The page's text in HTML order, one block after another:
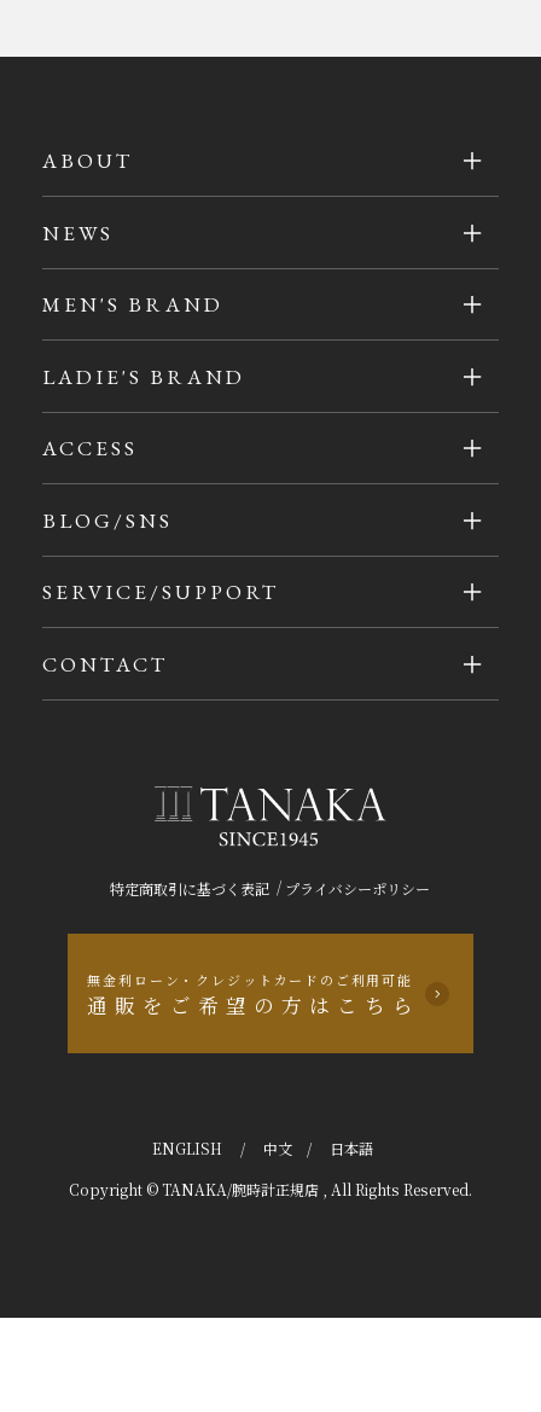
特定商取引に基づく表記 / プライバシーポリシー
無金利ローン・クレジットカードのご利用可能
通販をご希望の方はこちら
ABOUT
NEWS
MEN'S BRAND
LADIE'S BRAND
ACCESS
BLOG/SNS
SERVICE/SUPPORT
CONTACT
ENGLISH / 中文 / 日本語
Copyright © TANAKA/腕時計正規店 , All Rights Reserved.